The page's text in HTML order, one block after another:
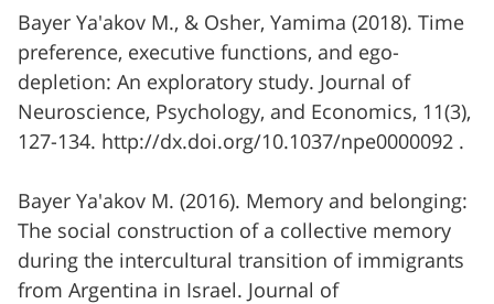
Bayer Ya'akov M., & Osher, Yamima (2018). Time
preference, executive functions, and ego-
depletion: An exploratory study. Journal of
Neuroscience, Psychology, and Economics, 11(3),
127-134. http://dx.doi.org/10.1037/npe0000092 .
Bayer Ya'akov M. (2016). Memory and belonging:
The social construction of a collective memory
during the intercultural transition of immigrants
from Argentina in Israel. Journal of